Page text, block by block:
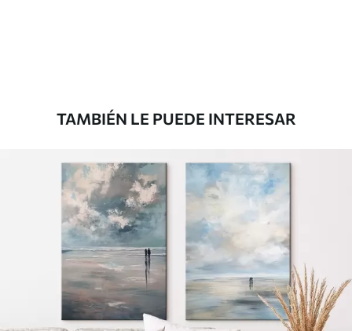
TAMBIÉN LE PUEDE INTERESAR